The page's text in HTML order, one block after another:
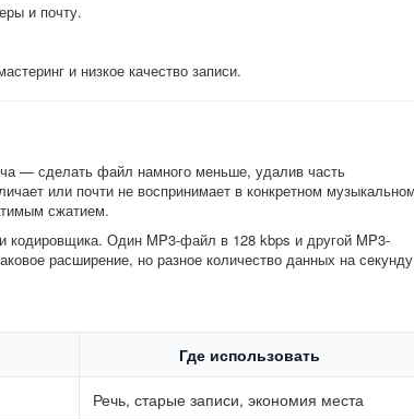
и почту.
и низкое качество записи.
— сделать файл намного меньше, удалив часть
или почти не воспринимает в конкретном
сжатием.
кодировщика. Один MP3-файл в 128 kbps и другой MP3-
расширение, но разное количество данных на секунду
Где использовать
Речь, старые записи, экономия места